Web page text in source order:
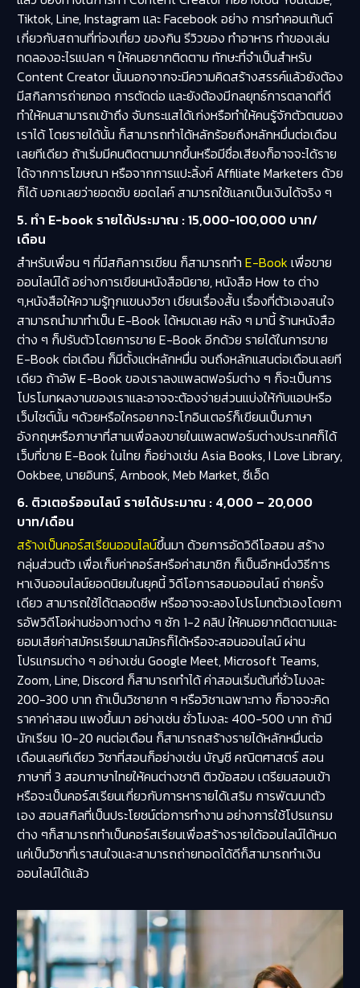
Tiktok, Line, Instagram และ Facebook อย่าง การทำคอนเท้นต์
เกี่ยวกับสถานที่ท่องเที่ยว ของกิน รีวิวของ ทำอาหาร ทำของเล่น
ทดลองอะไรแปลก ๆ ให้คนอยากติดตาม ทักษะที่จำเป็นสำหรับ
Content Creator นั้นนอกจากจะมีความคิดสร้างสรรค์แล้วยังต้อง
มีสกิลการถ่ายทอด การตัดต่อ และยังต้องมีกลยุทธ์การตลาดที่ดี
ทำให้คนสามารถเข้าถึง จับกระแสได้เก่งหรือทำให้คนรู้จักตัวตนของ
เราได้ โดยรายได้นั้น ก็สามารถทำได้หลักร้อยถึงหลักหมื่นต่อเดือน
เลยทีเดียว ถ้าเริ่มมีคนติดตามมากขึ้นหรือมีชื่อเสียงก็อาจจะได้ราย
ได้จากการโฆษณา หรือจากการแปะลิ้งค์ Affiliate Marketers ด้วย
ก็ได้ บอกเลยว่ายอดซับ ยอดไลค์ สามารถใช้แลกเป็นเงินได้จริง ๆ
5. ทำ E-book รายได้ประมาณ : 15,000-100,000 บาท/
เดือน
สำหรับเพื่อน ๆ ที่มีสกิลการเขียน ก็สามารถทำ E-Book เพื่อขาย
ออนไลน์ได้ อย่างการเขียนหนังสือนิยาย, หนังสือ How to ต่าง
ๆ,หนังสือให้ความรู้ทุกแขนงวิชา เขียนเรื่องสั้น เรื่องที่ตัวเองสนใจ
สามารถนำมาทำเป็น E-Book ได้หมดเลย หลัง ๆ มานี้ ร้านหนังสือ
ต่าง ๆ ก็ปรับตัวโดยการขาย E-Book อีกด้วย รายได้ในการขาย
E-Book ต่อเดือน ก็มีตั้งแต่หลักหมื่น จนถึงหลักแสนต่อเดือนเลยที
เดียว ถ้าอัพ E-Book ของเราลงแพลตฟอร์มต่าง ๆ ก็จะเป็นการ
โปรโมทผลงานของเราและอาจจะต้องจ่ายส่วนแบ่งให้กับแอปหรือ
เว็บไซต์นั้น ๆด้วยหรือใครอยากจะโกอินเตอร์ก็เขียนเป็นภาษา
อังกฤษหรือภาษาที่สามเพื่อลงขายในแพลตฟอร์มต่างประเทศก็ได้
เว็บที่ขาย E-Book ในไทย ก็อย่างเช่น Asia Books, I Love Library,
Ookbee, นายอินทร์, Arnbook, Meb Market, ซีเอ็ด
6. ติวเตอร์ออนไลน์ รายได้ประมาณ : 4,000 – 20,000
บาท/เดือน
สร้างเป็นคอร์สเรียนออนไลน์ขึ้นมา ด้วยการอัดวิดีโอสอน สร้าง
กลุ่มส่วนตัว เพื่อเก็บค่าคอร์สหรือค่าสมาชิก ก็เป็นอีกหนึ่งวิธีการ
หาเงินออนไลน์ยอดนิยมในยุคนี้ วิดีโอการสอนออนไลน์ ถ่ายครั้ง
เดียว สามารถใช้ได้ตลอดชีพ หรืออาจจะลองโปรโมทตัวเองโดยกา
รอัพวิดีโอผ่านช่องทางต่าง ๆ ซัก 1-2 คลิป ให้คนอยากติดตามและ
ยอมเสียค่าสมัครเรียนมาสมัครก็ได้หรือจะสอนออนไลน์ ผ่าน
โปรแกรมต่าง ๆ อย่างเช่น Google Meet, Microsoft Teams,
Zoom, Line, Discord ก็สามารถทำได้ ค่าสอนเริ่มต้นที่ชั่วโมงละ
200-300 บาท ถ้าเป็นวิชายาก ๆ หรือวิชาเฉพาะทาง ก็อาจจะคิด
ราคาค่าสอน แพงขึ้นมา อย่างเช่น ชั่วโมงละ 400-500 บาท ถ้ามี
นักเรียน 10-20 คนต่อเดือน ก็สามารถสร้างรายได้หลักหมื่นต่อ
เดือนเลยทีเดียว วิชาที่สอนก็อย่างเช่น บัญชี คณิตศาสตร์ สอน
ภาษาที่ 3 สอนภาษาไทยให้คนต่างชาติ ติวข้อสอบ เตรียมสอบเข้า
หรือจะเป็นคอร์สเรียนเกี่ยวกับการหารายได้เสริม การพัฒนาตัว
เอง สอนสกิลที่เป็นประโยชน์ต่อการทำงาน อย่างการใช้โปรแกรม
ต่าง ๆก็สามารถทำเป็นคอร์สเรียนเพื่อสร้างรายได้ออนไลน์ได้หมด
แค่เป็นวิชาที่เราสนใจและสามารถถ่ายทอดได้ดีก็สามารถทำเงิน
ออนไลน์ได้แล้ว